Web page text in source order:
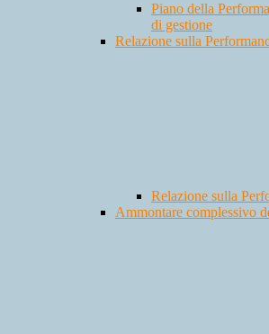
Piano della
di gestione
Relazione sulla
Relazione sulla
Ammontare complessivo